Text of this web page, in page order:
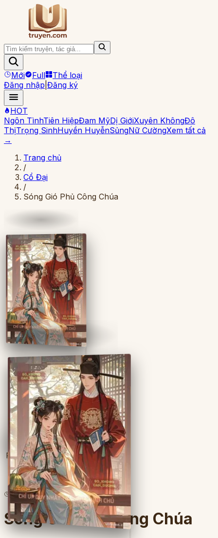
Mới Full
Thể loại
Đăng nhập Đăng ký
HOT
Ngôn TìnhTiên HiệpĐam MỹDị GiớiXuyên KhôngĐô
ThịTrọng SinhHuyền HuyễnSủngNữ CườngXem tất cả
→
Trang chủ
/
Cổ Đại
/
Sóng Gió Phủ Công Chúa
Full
11lượt đọc· 10chương
Sóng Gió Phủ Công Chúa